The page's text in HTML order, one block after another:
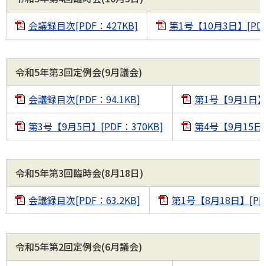
会議録目次[PDF：427KB]
第1号【10月3日】
令和5年第3回定例会(9月議会)
会議録目次[PDF：94.1KB]
第1号【9月1日
第3号【9月5日】[PDF：370KB]
第4号【9月15
令和5年第3回臨時会(8月18日)
会議録目次[PDF：63.2KB]
第1号【8月18日】
令和5年第2回定例会(6月議会)